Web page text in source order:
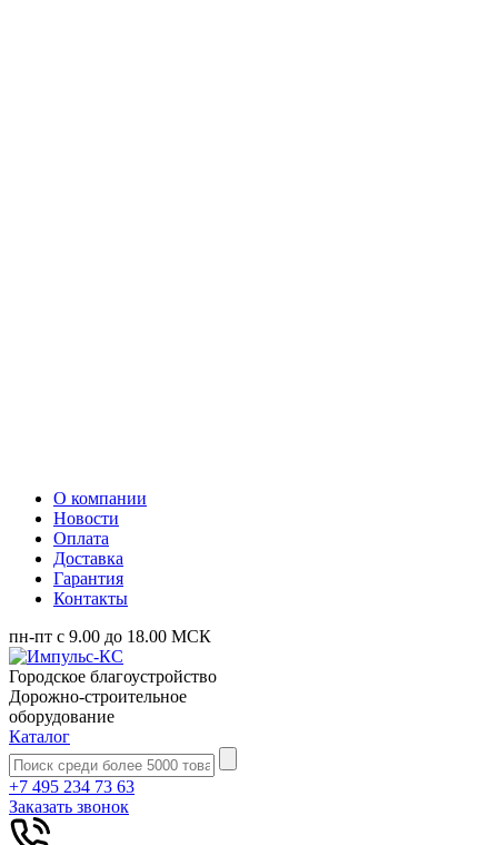
О компании
Новости
Оплата
Доставка
Гарантия
Контакты
пн-пт с 9.00 до 18.00 МСК
Городское благоустройство
Дорожно-строительное
оборудование
Каталог
+7 495 234 73 63
Заказать звонок